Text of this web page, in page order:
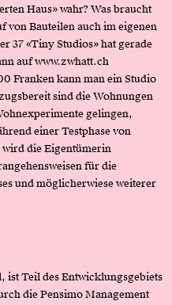
Haus» wahr? Was braucht
von Bauteilen auch im eigenen
37 «Tiny Studios» hat gerade
aufwww.zwhatt.ch
Franken kann man ein Studio
sind die Wohnungen
gelingen,
einer Testphase von
die Eigentümerin
für die
und möglicherwiese weiterer
ist Teil des Entwicklungsgebiets
die Pensimo Management